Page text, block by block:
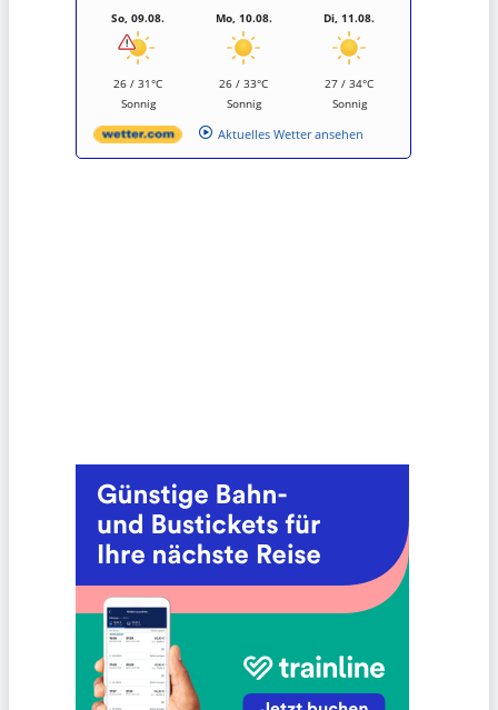
So, 09.08.
26 / 31°C
Sonnig
Mo, 10.08.
26 / 33°C
Sonnig
Di, 11.08.
27 / 34°C
Sonnig
Aktuelles Wetter ansehen